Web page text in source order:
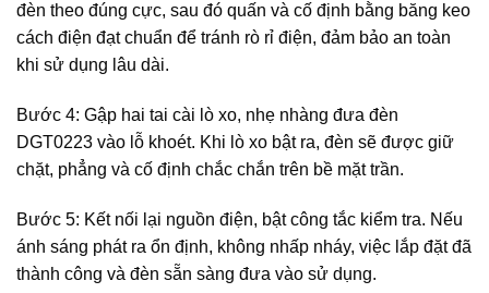
đèn theo đúng cực, sau đó quấn và cố định bằng băng keo
cách điện đạt chuẩn để tránh rò rỉ điện, đảm bảo an toàn
khi sử dụng lâu dài.
Bước 4: Gập hai tai cài lò xo, nhẹ nhàng đưa đèn
DGT0223 vào lỗ khoét. Khi lò xo bật ra, đèn sẽ được giữ
chặt, phẳng và cố định chắc chắn trên bề mặt trần.
Bước 5: Kết nối lại nguồn điện, bật công tắc kiểm tra. Nếu
ánh sáng phát ra ổn định, không nhấp nháy, việc lắp đặt đã
thành công và đèn sẵn sàng đưa vào sử dụng.